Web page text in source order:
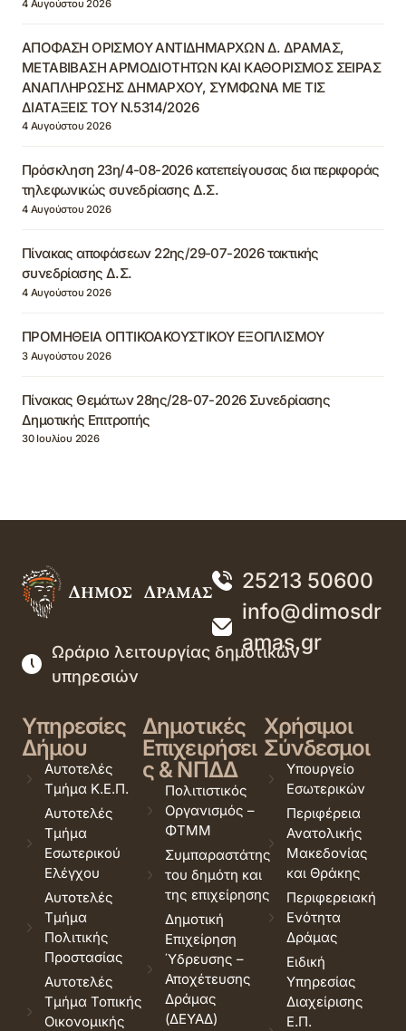
4 Αυγούστου 2026
ΑΠΟΦΑΣΗ ΟΡΙΣΜΟΥ ΑΝΤΙΔΗΜΑΡΧΩΝ Δ. ΔΡΑΜΑΣ,
ΜΕΤΑΒΙΒΑΣΗ ΑΡΜΟΔΙΟΤΗΤΩΝ ΚΑΙ ΚΑΘΟΡΙΣΜΟΣ ΣΕΙΡΑΣ
ΑΝΑΠΛΗΡΩΣΗΣ ΔΗΜΑΡΧΟΥ, ΣΥΜΦΩΝΑ ΜΕ ΤΙΣ
ΔΙΑΤΑΞΕΙΣ ΤΟΥ Ν.5314/2026
4 Αυγούστου 2026
Πρόσκληση 23η/4-08-2026 κατεπείγουσας δια περιφοράς
τηλεφωνικώς συνεδρίασης Δ.Σ.
4 Αυγούστου 2026
Πίνακας αποφάσεων 22ης/29-07-2026 τακτικής
συνεδρίασης Δ.Σ.
4 Αυγούστου 2026
ΠΡΟΜΗΘΕΙΑ ΟΠΤΙΚΟΑΚΟΥΣΤΙΚΟΥ ΕΞΟΠΛΙΣΜΟΥ
3 Αυγούστου 2026
Πίνακας Θεμάτων 28ης/28-07-2026 Συνεδρίασης
Δημοτικής Επιτροπής
30 Ιουλίου 2026
25213 50600
info@dimosdr
amas.gr
Ωράριο λειτουργίας δημοτικών
υπηρεσιών
Υπηρεσίες
Δήμου
Αυτοτελές
Τμήμα Κ.Ε.Π.
Αυτοτελές
Τμήμα
Εσωτερικού
Ελέγχου
Αυτοτελές
Τμήμα
Πολιτικής
Προστασίας
Αυτοτελές
Τμήμα Τοπικής
Οικονομικής
Δημοτικές
Επιχειρήσει
ς & ΝΠΔΔ
Πολιτιστικός
Οργανισμός –
ΦΤΜΜ
Συμπαραστάτης
του δημότη και
της επιχείρησης
Δημοτική
Επιχείρηση
Ύδρευσης –
Αποχέτευσης
Δράμας
(ΔΕΥΑΔ)
Χρήσιμοι
Σύνδεσμοι
Υπουργείο
Εσωτερικών
Περιφέρεια
Ανατολικής
Μακεδονίας
και Θράκης
Περιφερειακή
Ενότητα
Δράμας
Ειδική
Υπηρεσίας
Διαχείρισης
Ε.Π.